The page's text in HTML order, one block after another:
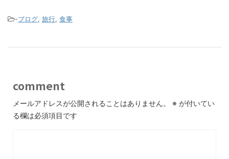
-ブログ, 旅行, 食事
comment
メールアドレスが公開されることはありません。 ※ が付いてい
る欄は必須項目です